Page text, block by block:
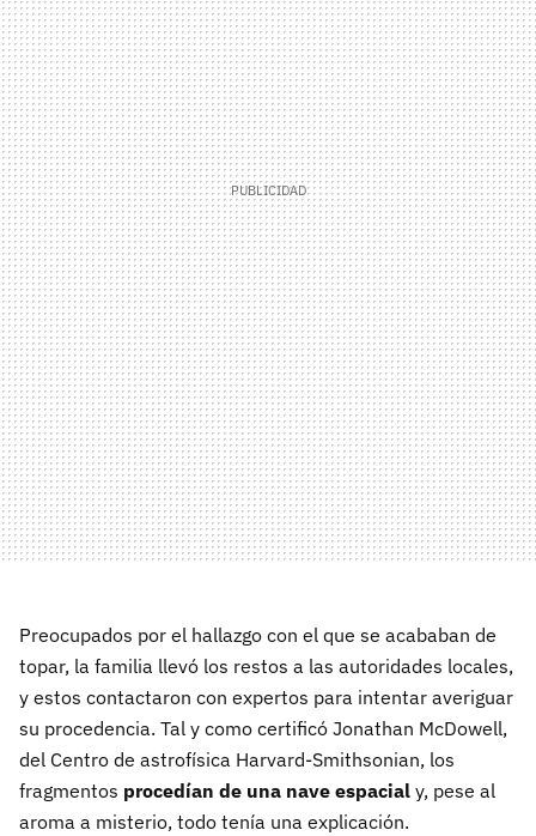
Preocupados por el hallazgo con el que se acababan de
topar, la familia llevó los restos a las autoridades locales,
y estos contactaron con expertos para intentar averiguar
su procedencia. Tal y como certificó Jonathan McDowell,
del Centro de astrofísica Harvard-Smithsonian, los
fragmentos procedían de una nave espacial y, pese al
aroma a misterio, todo tenía una explicación.